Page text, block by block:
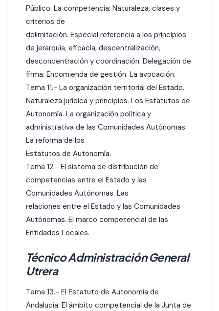
Público. La competencia: Naturaleza, clases y
criterios de
delimitación. Especial referencia a los principios
de jerarquía, eficacia, descentralización,
desconcentración y coordinación. Delegación de
firma. Encomienda de gestión. La avocación.
Tema 11.- La organización territorial del Estado.
Naturaleza jurídica y principios. Los Estatutos de
Autonomía. La organización política y
administrativa de las Comunidades Autónomas.
La reforma de los
Estatutos de Autonomía.
Tema 12.- El sistema de distribución de
competencias entre el Estado y las
Comunidades Autónomas. Las
relaciones entre el Estado y las Comunidades
Autónomas. El marco competencial de las
Entidades Locales.
Técnico Administración General
Utrera
Tema 13.- El Estatuto de Autonomía de
Andalucía: El ámbito competencial de la Junta de